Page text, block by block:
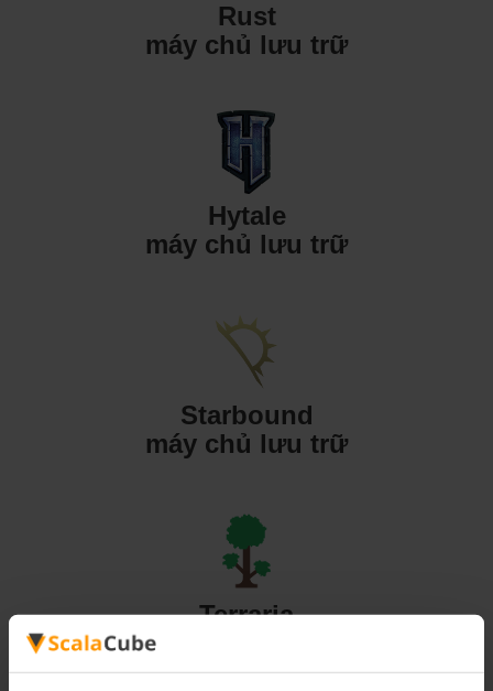
Rust
máy chủ lưu trữ
Hytale
máy chủ lưu trữ
Starbound
máy chủ lưu trữ
Terraria
máy chủ lưu trữ